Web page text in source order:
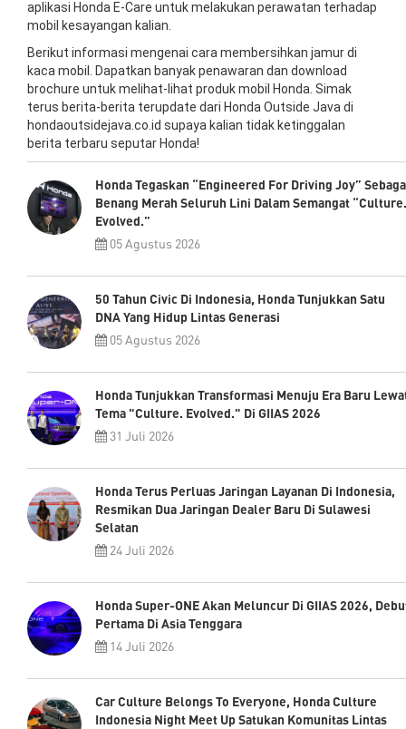
aplikasi Honda E-Care untuk melakukan perawatan terhadap
mobil kesayangan kalian.
Berikut informasi mengenai cara membersihkan jamur di
kaca mobil. Dapatkan banyak penawaran dan download
brochure untuk melihat-lihat produk mobil Honda. Simak
terus berita-berita terupdate dari Honda Outside Java di
hondaoutsidejava.co.id supaya kalian tidak ketinggalan
berita terbaru seputar Honda!
Honda Tegaskan “Engineered For Driving Joy”
Benang Merah Seluruh Lini Dalam Semangat “Culture.
Evolved.”
05 Agustus 2026
50 Tahun Civic Di Indonesia, Honda Tunjukkan Satu
DNA Yang Hidup Lintas Generasi
05 Agustus 2026
Honda Tunjukkan Transformasi Menuju Era Baru
Tema "Culture. Evolved." Di GIIAS 2026
31 Juli 2026
Honda Terus Perluas Jaringan Layanan Di Indonesia,
Resmikan Dua Jaringan Dealer Baru Di Sulawesi
Selatan
24 Juli 2026
Honda Super-ONE Akan Meluncur Di GIIAS 2026,
Pertama Di Asia Tenggara
14 Juli 2026
Car Culture Belongs To Everyone, Honda Culture
Indonesia Night Meet Up Satukan Komunitas Lintas